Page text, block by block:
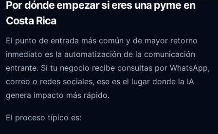
Por dónde empezar si eres una pyme en
Costa Rica
El punto de entrada más común y de mayor retorno
inmediato es la automatización de la comunicación
entrante. Si tu negocio recibe consultas por WhatsApp,
correo o redes sociales, ese es el lugar donde la IA
genera impacto más rápido.
El proceso típico es: